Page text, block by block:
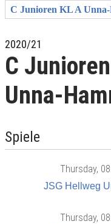
C Junioren KL A
2020/21
C
Unna-
Spiele
Thursday,
JSG Hellweg
Thursday,